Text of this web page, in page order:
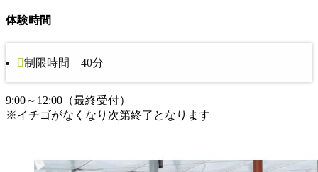
体験時間
制限時間 40分
9:00～12:00（最終受付）
※イチゴがなくなり次第終了となります